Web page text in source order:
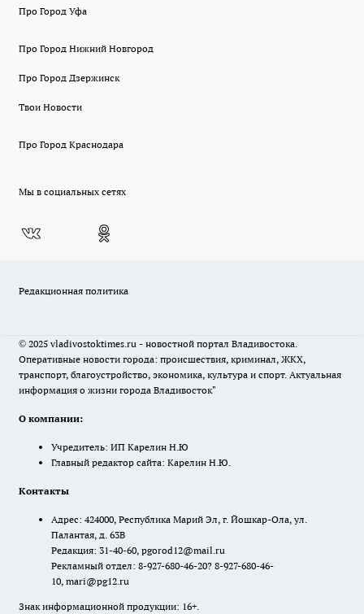
Про Город Уфа
Про Город Нижний Новгород
Про Город Дзержинск
Твои Новости
Про Город Краснодара
Мы в социальных сетях
Редакционная политика
© 2025 vladivostoktimes.ru - новостной портал Владивостока.
Оперативные новости города: происшествия, криминал, ЖКХ,
транспорт, благоустройство, экономика, культура и спорт. Актуальная
информация о жизни города Владивосток"
О компании:
Учредитель: ИП Карелин Н.Ю
Главный редактор сайта: Карелин Н.Ю.
Контакты
Адрес: 424000, Республика Марий Эл, г. Йошкар-Ола, ул.
Палантая, д. 63В
Редакция: 31-40-60, pgorod12@mail.ru
Рекламный отдел: 8-927-680-46-20? 8-927-680-46-
10, mari@pg12.ru
Знак информационной продукции: 16+.